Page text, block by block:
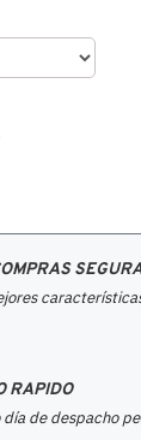
RAPIDO
día de despacho